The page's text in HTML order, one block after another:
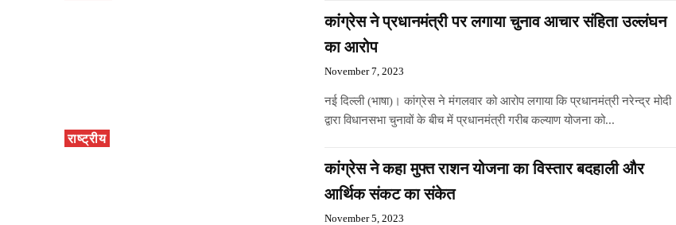
राष्ट्रीय
कांग्रेस ने प्रधानमंत्री पर लगाया चुनाव आचार संहिता उल्लंघन
का आरोप
November 7, 2023
नई दिल्ली (भाषा)। कांग्रेस ने मंगलवार को आरोप लगाया कि प्रधानमंत्री नरेन्द्र मोदी
द्वारा विधानसभा चुनावों के बीच में प्रधानमंत्री गरीब कल्याण योजना को...
कांग्रेस ने कहा मुफ्त राशन योजना का विस्तार बदहाली और
आर्थिक संकट का संकेत
November 5, 2023